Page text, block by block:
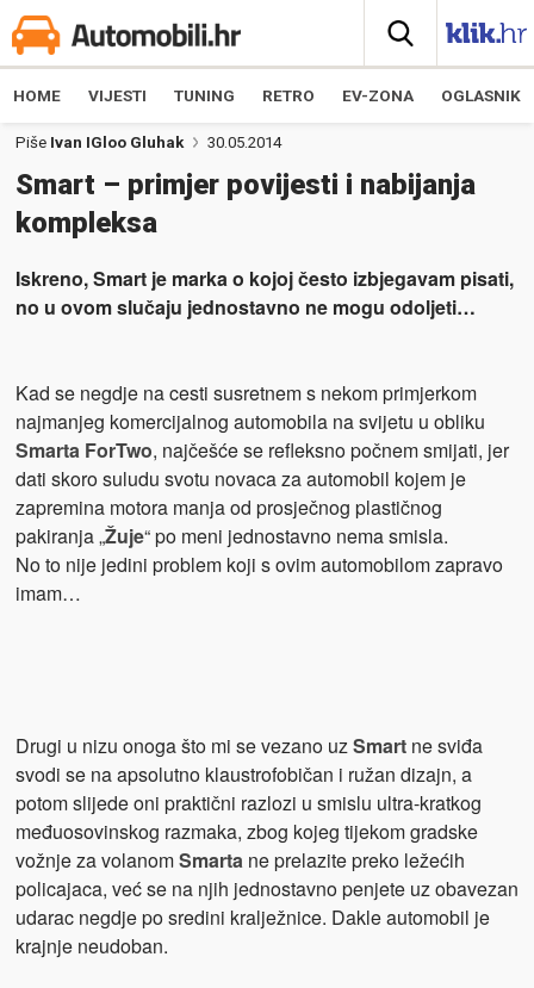
HOME VIJESTI TUNING RETRO EV-ZONA OGLASNIK
Piše Ivan IGloo Gluhak 30.05.2014
Smart – primjer povijesti i nabijanja
kompleksa
Iskreno, Smart je marka o kojoj često izbjegavam pisati,
no u ovom slučaju jednostavno ne mogu odoljeti…
Kad se negdje na cesti susretnems nekom primjerkom
najmanjeg komercijalnog automobila na svijetu u obliku
Smarta ForTwo, najčešće se refleksno počnem smijati, jer
dati skoro suludu svotu novaca za automobil kojem je
zapremina motora manja od prosječnog plastičnog
pakiranja „Žuje“ po meni jednostavno nema smisla.
No to nije jedini problem koji s ovim automobilom zapravo
imam…
Drugi u nizu onoga što mi se vezano uzSmart ne sviđa
svodi se na apsolutno klaustrofobičan i ružan dizajn, a
potom slijede oni praktični razlozi u smislu ultra-kratkog
međuosovinskog razmaka, zbog kojeg tijekom gradske
vožnje za volanomSmarta ne prelazite preko ležećih
policajaca, već se na njih jednostavno penjete uz obavezan
udarac negdje po sredini kralježnice. Dakle automobil je
krajnje neudoban.